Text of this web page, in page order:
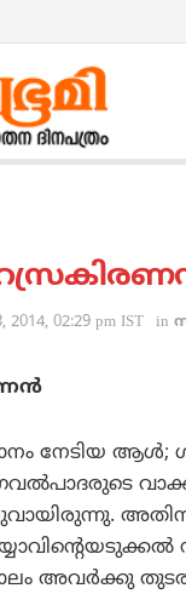
2014, 02:29 pm IST in
നേടിയ ആള്‍;
അവര്‍ക്കു